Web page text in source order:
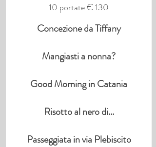
10 portate € 130
Concezione da Tiffany
Mangiasti a nonna?
Good Morning in Catania
Risotto al nero di...
Passeggiata in via Plebiscito